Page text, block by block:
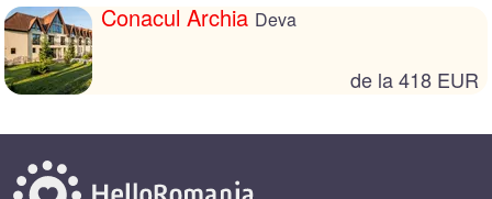
Conacul Archia Deva
de la 418 EUR